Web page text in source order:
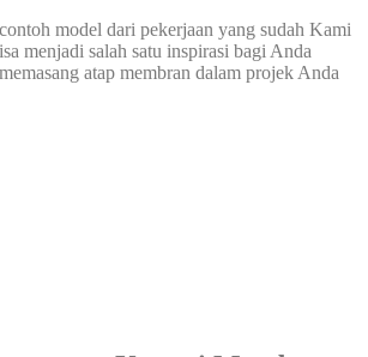
model dari pekerjaan yang sudah Kami
menjadi salah satu inspirasi bagi Anda
atap membran dalam projek Anda